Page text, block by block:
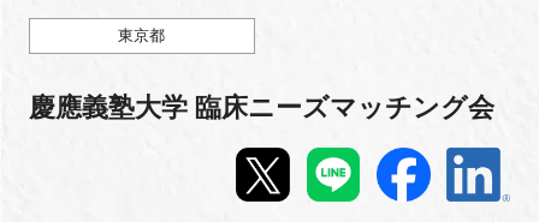
東京都
慶應義塾大学 臨床ニーズマッチング会